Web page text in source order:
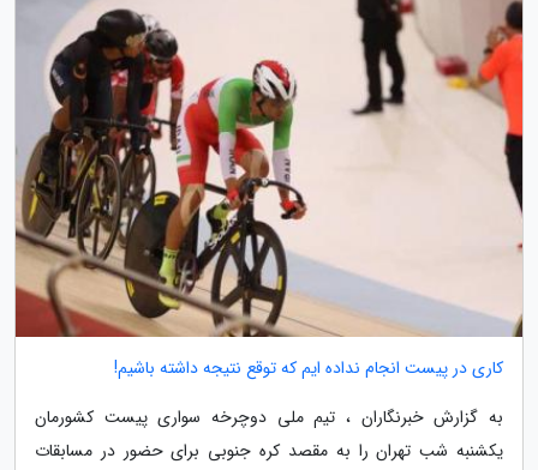
کاری در پیست انجام نداده ایم که توقع نتیجه داشته باشیم!
به گزارش خبرنگاران ، تیم ملی دوچرخه سواری پیست کشورمان
یکشنبه شب تهران را به مقصد کره جنوبی برای حضور در مسابقات